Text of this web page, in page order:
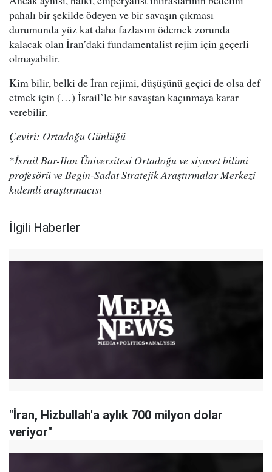
pahalı bir şekilde ödeyen ve bir savaşın çıkması
durumunda yüz kat daha fazlasını ödemek zorunda
kalacak olan İran’daki fundamentalist rejim için geçerli
olmayabilir.
Kim bilir, belki de İran rejimi, düşüşünü geçici de olsa def
etmek için (…) İsrail’le bir savaştan kaçınmaya karar
verebilir.
Çeviri: Ortadoğu Günlüğü
*İsrail Bar-Ilan Üniversitesi Ortadoğu ve siyaset bilimi
profesörü ve Begin-Sadat Stratejik Araştırmalar Merkezi
kıdemli araştırmacısı
İlgili Haberler
"İran, Hizbullah'a aylık 700 milyon dolar
veriyor"